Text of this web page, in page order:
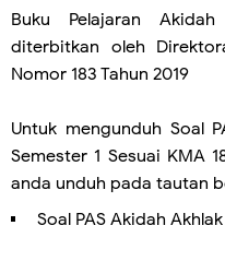
Buku Pelajaran
diterbitkan oleh
Nomor 183 Tahun 2019
Untuk mengunduh Soal
Semester 1 Sesuai KMA
anda unduh pada tautan
Soal PAS Akidah